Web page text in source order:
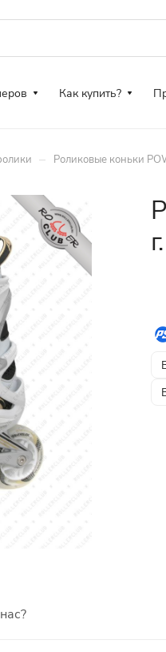
Как купить?
– Роликовые коньки
г.